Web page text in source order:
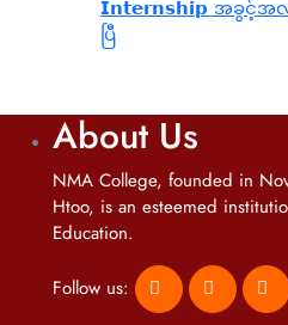
𝗜𝗻𝘁𝗲𝗿𝗻𝘀𝗵𝗶𝗽 အခွင့်အ
ပြီ
About Us
NMA College, founded in
Htoo, is an esteemed
Education.
Follow us: